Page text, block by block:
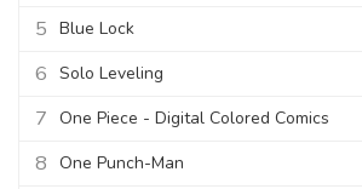
5 Blue Lock
6 Solo Leveling
7 One Piece - Digital Colored Comics
8 One Punch-Man